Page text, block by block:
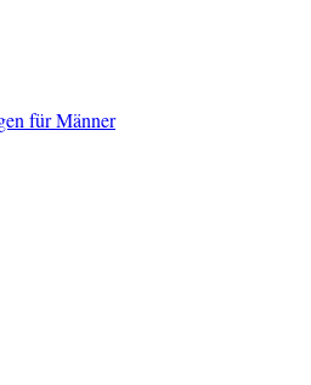
für Männer